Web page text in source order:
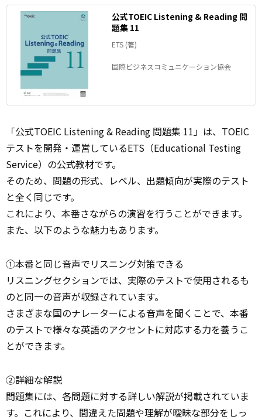
公式TOEIC Listening & Reading 問
題集 11
ETS (著)
国際ビジネスコミュニケーション協会
「公式TOEIC Listening & Reading 問題集 11」は、TOEIC
テストを開発・運営しているETS（Educational Testing
Service）の公式教材です。
そのため、問題の形式、レベル、出題傾向が実際のテスト
と全く同じです。
これにより、本番さながらの演習を行うことができます。
また、以下のような魅力もあります。
①本番と同じ音声でリスニング対策できる
リスニングセクションでは、実際のテストで使用されるも
のと同一の音声が収録されています。
さまざまな国のナレーターによる音声を聞くことで、本番
のテストで様々な英語のアクセントに対応する力を養うこ
とができます。
②詳細な解説
問題集には、各問題に対する詳しい解説が掲載されていま
す。これにより、間違えた問題や理解が曖昧な部分をしっ